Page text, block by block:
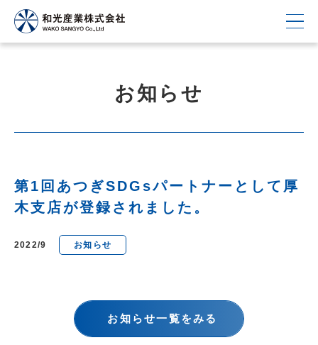
お知らせ
第1回あつぎSDGsパートナーとして厚
木支店が登録されました。
2022/9 お知らせ
お知らせ一覧をみる